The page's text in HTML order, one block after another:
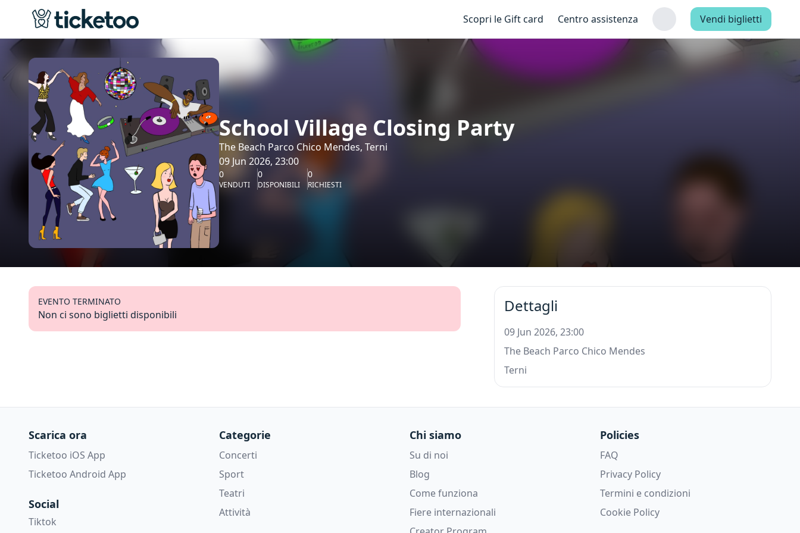
Scopri le Gift card Centro assistenza Vendi biglietti
School Village Closing Party
The Beach Parco Chico Mendes, Terni
09 Jun 2026, 23:00
0
VENDUTI
0
DISPONIBILI
0
RICHIESTI
EVENTO TERMINATO
Non ci sono biglietti disponibili Dettagli
09 Jun 2026, 23:00
The Beach Parco Chico Mendes
Terni
Scarica ora
Ticketoo iOS App
Ticketoo Android App
Social
Tiktok
Categorie
Concerti
Sport
Teatri
Attività
Chi siamo
Su di noi
Blog
Come funziona
Fiere internazionali
Policies
FAQ
Privacy Policy
Termini e condizioni
Cookie Policy